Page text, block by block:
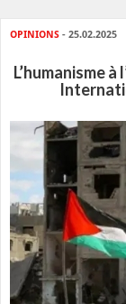
OPINIONS - 25.02.2025
L’humanisme